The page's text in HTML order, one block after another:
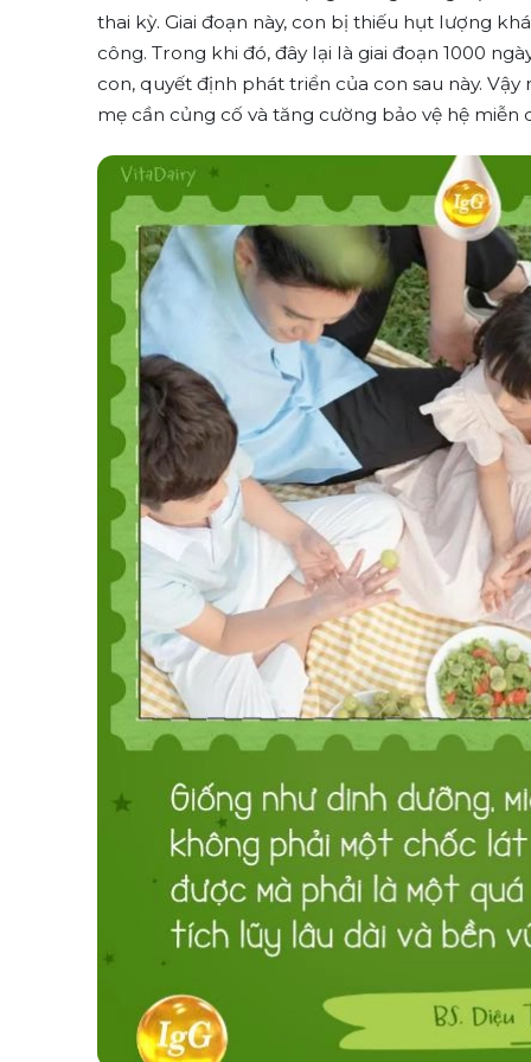
thai kỳ. Giai đoạn này, con bị thiếu hụt lượng
công. Trong khi đó, đây lại là giai đoạn 1000
con, quyết định phát triển của con sau này.
mẹ cần củng cố và tăng cường bảo vệ hệ miễn